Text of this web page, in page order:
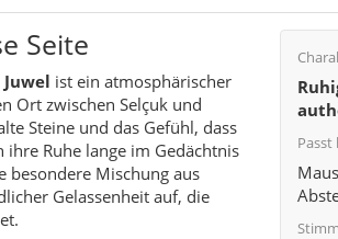
Seite
ist ein atmosphärischer
Ort zwischen Selçuk und
Steine und das Gefühl, dass
Ruhe lange im Gedächtnis
besondere Mischung aus
Gelassenheit auf, die
Passt